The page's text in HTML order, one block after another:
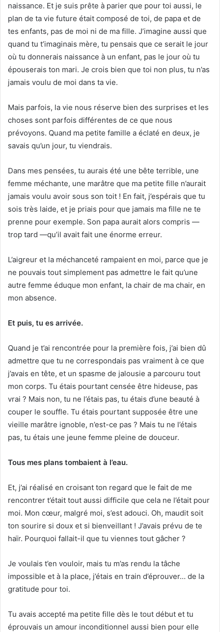
naissance. Et je suis prête à parier que pour toi aussi, le
plan de ta vie future était composé de toi, de papa et de
tes enfants, pas de moi ni de ma fille. J’imagine aussi que
quand tu t’imaginais mère, tu pensais que ce serait le jour
où tu donnerais naissance à un enfant, pas le jour où tu
épouserais ton mari. Je crois bien que toi non plus, tu n’as
jamais voulu de moi dans ta vie.
Mais parfois, la vie nous réserve bien des surprises et les
choses sont parfois différentes de ce que nous
prévoyons. Quand ma petite famille a éclaté en deux, je
savais qu’un jour, tu viendrais.
Dans mes pensées, tu aurais été une bête terrible, une
femme méchante, une marâtre que ma petite fille n’aurait
jamais voulu avoir sous son toit ! En fait, j’espérais que tu
sois très laide, et je priais pour que jamais ma fille ne te
prenne pour exemple. Son papa aurait alors compris —
trop tard —qu’il avait fait une énorme erreur.
L’aigreur et la méchanceté rampaient en moi, parce que je
ne pouvais tout simplement pas admettre le fait qu’une
autre femme éduque mon enfant, la chair de ma chair, en
mon absence.
Et puis, tu es arrivée.
Quand je t’ai rencontrée pour la première fois, j’ai bien dû
admettre que tu ne correspondais pas vraiment à ce que
j’avais en tête, et un spasme de jalousie a parcouru tout
mon corps. Tu étais pourtant censée être hideuse, pas
vrai ? Mais non, tu ne l’étais pas, tu étais d’une beauté à
couper le souffle. Tu étais pourtant supposée être une
vieille marâtre ignoble, n’est-ce pas ? Mais tu ne l’étais
pas, tu étais une jeune femme pleine de douceur.
Tous mes plans tombaient à l’eau.
Et, j’ai réalisé en croisant ton regard que le fait de me
rencontrer t’était tout aussi difficile que cela ne l’était pour
moi. Mon cœur, malgré moi, s’est adouci. Oh, maudit soit
ton sourire si doux et si bienveillant ! J’avais prévu de te
haïr. Pourquoi fallait-il que tu viennes tout gâcher ?
Je voulais t’en vouloir, mais tu m’as rendu la tâche
impossible et à la place, j’étais en train d’éprouver… de la
gratitude pour toi.
Tu avais accepté ma petite fille dès le tout début et tu
éprouvais un amour inconditionnel aussi bien pour elle